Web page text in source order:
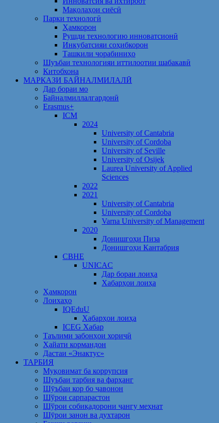
Мақолаҳои сиёсӣ
Парки технологӣ
Ҳамкорон
Рушди технологию инноватсионӣ
Инкубатсияи соҳибкорон
Ташкили чорабиниҳо
Шуъбаи технологияи иттилоотии шабакавӣ
Китобхона
МАРКАЗИ БАЙНАЛМИЛАЛӢ
Дар бораи мо
Байналмиллалгардонӣ
Erasmus+
ICM
2024
University of Cantabria
University of Cordoba
University of Seville
University of Osijek
Laurea University of Applied
Sciences
2022
2021
University of Cantabria
University of Cordoba
Varna University of Management
2020
Донишгоҳи Пиза
Донишгоҳи Кантабрия
CBHE
UNICAC
Дар бораи лоиҳа
Хабарҳои лоиҳа
Ҳамкорон
Лоихаҳо
IQEduU
Хабарҳои лоиҳа
ICEG Хабар
Таълими забонҳои хориҷӣ
Ҳайати кормандон
Дастаи «Энактус»
ТАРБИЯ
Муқовимат ба коррупсия
Шуъбаи тарбия ва фарҳанг
Шӯъбаи кор бо ҷавонон
Шўрои сарпарастон
Шўрои собиқадорони ҷангу меҳнат
Шӯрои занон ва духтарон